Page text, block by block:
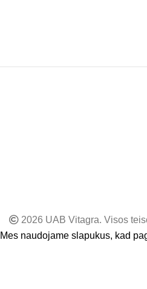
2026 UAB Vitagra. Visos
Mes naudojame slapukus, kad